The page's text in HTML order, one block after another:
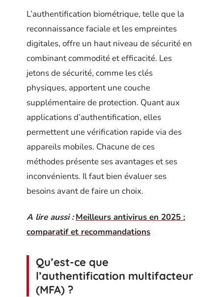
L’authentification biométrique, telle que la
reconnaissance faciale et les empreintes
digitales, offre un haut niveau de sécurité en
combinant commodité et efficacité. Les
jetons de sécurité, comme les clés
physiques, apportent une couche
supplémentaire de protection. Quant aux
applications d’authentification, elles
permettent une vérification rapide via des
appareils mobiles. Chacune de ces
méthodes présente ses avantages et ses
inconvénients. Il faut bien évaluer ses
besoins avant de faire un choix.
A lire aussi : Meilleurs antivirus en 2025 :
comparatif et recommandations
Qu’est-ce que
l’authentification multifacteur
(MFA) ?